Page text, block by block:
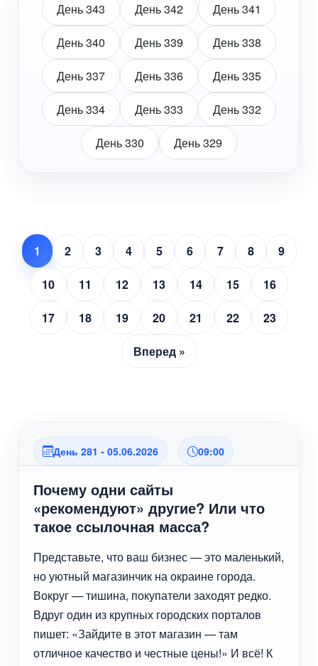
День 343 День 342 День 341
День 340 День 339 День 338
День 337 День 336 День 335
День 334 День 333 День 332
День 330 День 329
1 2 3 4 5 6 7 8 9
10 11 12 13 14 15 16
17 18 19 20 21 22 23
Вперед »
День 281 - 05.06.2026 09:00
Почему одни сайты
«рекомендуют» другие? Или что
такое ссылочная масса?
Представьте, что ваш бизнес — это маленький,
но уютный магазинчик на окраине города.
Вокруг — тишина, покупатели заходят редко.
Вдруг один из крупных городских порталов
пишет: «Зайдите в этот магазин — там
отличное качество и честные цены!» И всё! К